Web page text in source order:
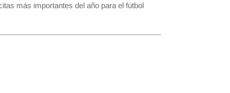
más importantes del año para el fútbol